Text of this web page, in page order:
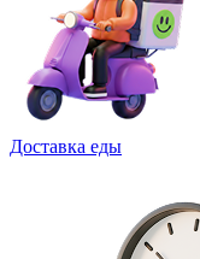
Доставка еды